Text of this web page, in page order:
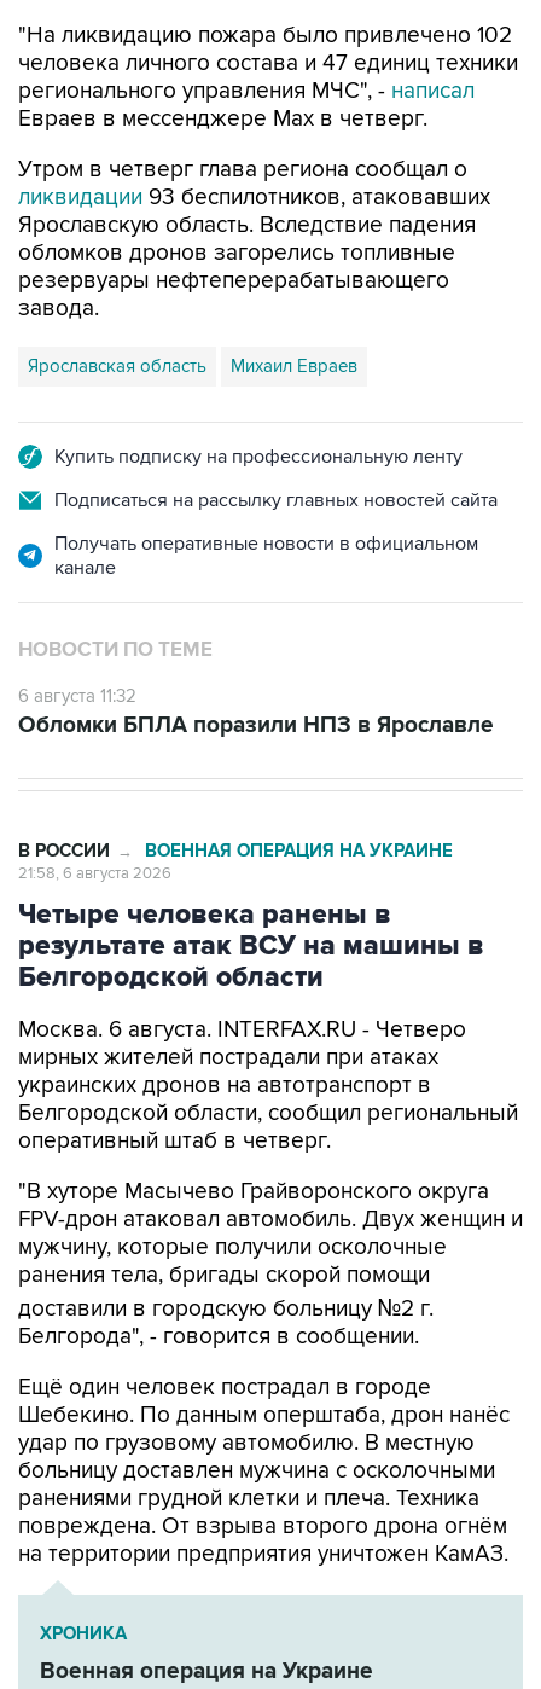
"На ликвидацию пожара было привлечено 102
человека личного состава и 47 единиц техники
регионального управления МЧС", - написал
Евраев в мессенджере Мах в четверг.
Утром в четверг глава региона сообщал о
ликвидации 93 беспилотников, атаковавших
Ярославскую область. Вследствие падения
обломков дронов загорелись топливные
резервуары нефтеперерабатывающего
завода.
Ярославская область Михаил Евраев
Купить подписку на профессиональную ленту
Подписаться на рассылку главных новостей сайта
Получать оперативные новости в официальном
канале
НОВОСТИ ПО ТЕМЕ
6 августа 11:32
Обломки БПЛА поразили НПЗ в Ярославле
В РОССИИ → ВОЕННАЯ ОПЕРАЦИЯ НА УКРАИНЕ
21:58, 6 августа 2026
Четыре человека ранены в
результате атак ВСУ на машины в
Белгородской области
Москва. 6 августа. INTERFAX.RU - Четверо
мирных жителей пострадали при атаках
украинских дронов на автотранспорт в
Белгородской области, сообщил региональный
оперативный штаб в четверг.
"В хуторе Масычево Грайворонского округа
FPV-дрон атаковал автомобиль. Двух женщин и
мужчину, которые получили осколочные
ранения тела, бригады скорой помощи
доставили в городскую больницу №2 г.
Белгорода", - говорится в сообщении.
Ещё один человек пострадал в городе
Шебекино. По данным оперштаба, дрон нанёс
удар по грузовому автомобилю. В местную
больницу доставлен мужчина с осколочными
ранениями грудной клетки и плеча. Техника
повреждена. От взрыва второго дрона огнём
на территории предприятия уничтожен КамАЗ.
ХРОНИКА
Военная операция на Украине